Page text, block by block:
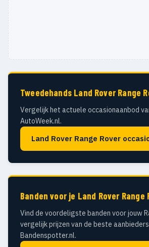
Tweedehands Land Rover Range
Vergelijk het actuele occasionaanbod
AutoWeek.nl.
Land Rover Range Rover
Banden voor je Land Rover Range
Vind de voordeligste banden voor jouw
vergelijk prijzen van de beste
Bandenspotter.nl.